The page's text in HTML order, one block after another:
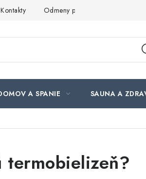
Kontakty Odmeny pre našich zákazníkov
A SPANIE SAUNA A